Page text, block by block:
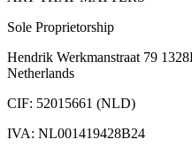
Sole Proprietorship
Hendrik Werkmanstraat 79
Netherlands
CIF: 52015661 (NLD)
IVA: NL001419428B24